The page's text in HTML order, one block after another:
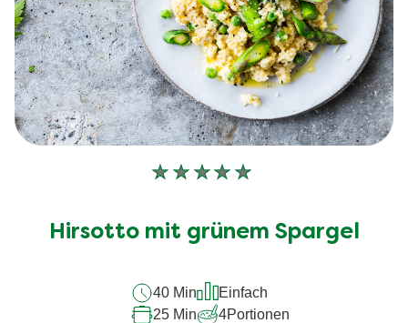
Keine
für
abgegeben
Hirsotto mit grünem Spargel
40 Min
Einfach
25 Min
4Portionen